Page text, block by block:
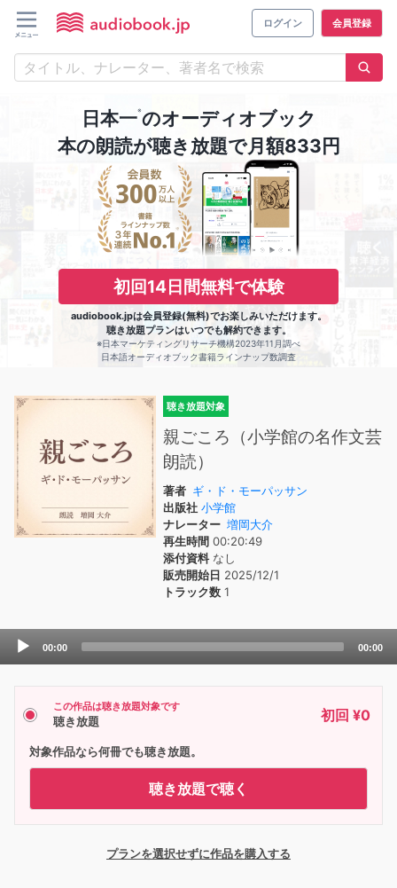
ログイン 会員登録
日本一※のオーディオブック
本の朗読が聴き放題で月額833円
初回14日間無料で体験
audiobook.jpは会員登録(無料)でお楽しみいただけます。
聴き放題プランはいつでも解約できます。
※日本マーケティングリサーチ機構2023年11月調べ
日本語オーディオブック書籍ラインナップ数調査
聴き放題対象
親ごころ（小学館の名作文芸
朗読）
著者 ギ・ド・モーパッサン
出版社 小学館
ナレーター 増岡大介
再生時間 00:20:49
添付資料なし
販売開始日 2025/12/1
トラック数 1
Audio
00:00 00:00
この作品は聴き放題対象です
聴き放題 初回 ¥0
対象作品なら何冊でも聴き放題。
聴き放題で聴く
プランを選択せずに作品を購入する